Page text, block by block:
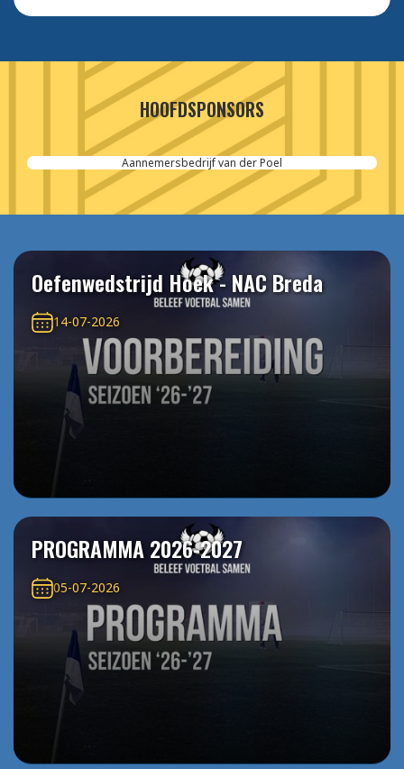
HOOFDSPONSORS
Aannemersbedrijf van der Poel
Oefenwedstrijd Hoek - NAC Breda
14-07-2026
PROGRAMMA 2026-2027
05-07-2026